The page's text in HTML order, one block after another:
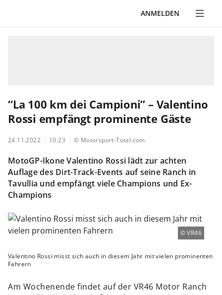
ANMELDEN
“La 100 km dei Campioni” – Valentino
Rossi empfängt prominente Gäste
24.11.2022 10:23 © Motorsport-Total.com
MotoGP-Ikone Valentino Rossi lädt zur achten
Auflage des Dirt-Track-Events auf seine Ranch in
Tavullia und empfängt viele Champions und Ex-
Champions
Valentino Rossi misst sich auch in diesem Jahr mit vielen prominenten
Fahrern
VR46
Am Wochenende findet auf der VR46 Motor Ranch